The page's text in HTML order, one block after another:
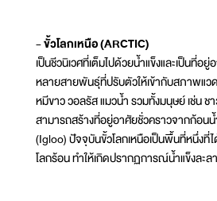
- ขั้วโลกเหนือ (ARCTIC)
เป็นชีวนิเวศที่เต็มไปด้วยน้ำแข็งและเป็นที่อ
หลายสายพันธุ์ที่ปรับตัวให้เข้ากับสภาพแว
หมีขาว วอลรัส แมวน้ำ รวมทั้งมนุษย์ เช่น
สามารถสร้างที่อยู่อาศัยชั่วคราวจากก้อนน้
(Igloo) ปัจจุบันขั้วโลกเหนือเป็นพื้นที่หนึ่งที่
โลกร้อน ทำให้เกิดปรากฏการณ์น้ำแข็งละล